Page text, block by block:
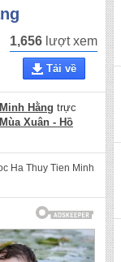
1,656 lượt xem
Tải về
Hằng trực
Xuân - Hồ
Ha Thuy Tien Minh